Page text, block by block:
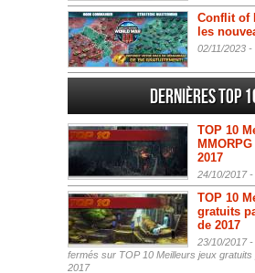
Conflit of
les
02/11/2023 -
Dernières Top
TOP 10
2017
24/10/2017 -
TOP 10
gratuits
de 2017
23/10/2017 -
fermés sur TOP 10 Meilleurs jeux
2017